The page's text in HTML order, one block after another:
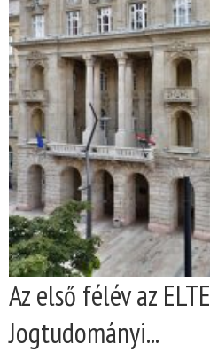
Az első félév az
Jogtudományi...